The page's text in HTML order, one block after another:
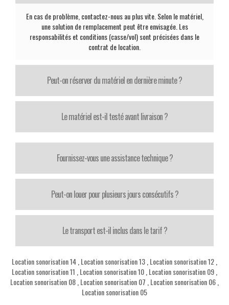
En cas de problème, contactez-nous au plus vite. Selon le matériel,
une solution de remplacement peut être envisagée. Les
responsabilités et conditions (casse/vol) sont précisées dans le
contrat de location.
Peut-on réserver du matériel en dernière minute ?
Le matériel est-il testé avant livraison ?
Fournissez-vous une assistance technique ?
Peut-on louer pour plusieurs jours consécutifs ?
Le transport est-il inclus dans le tarif ?
Location sonorisation 14 Location sonorisation 13 Location sonorisation 12
Location sonorisation 11 Location sonorisation 10 Location sonorisation 09
Location sonorisation 08 Location sonorisation 07 Location sonorisation 06
Location sonorisation 05